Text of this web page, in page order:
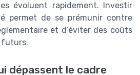
évoluent rapidement. Investir
permet de se prémunir contre
et d’éviter des coûts
futurs.
dépassent le cadre